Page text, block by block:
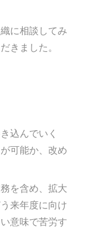
に相談してみ
きました。
込んでいく
可能か、改め
を含め、拡大
来年度に向け
意味で苦労す